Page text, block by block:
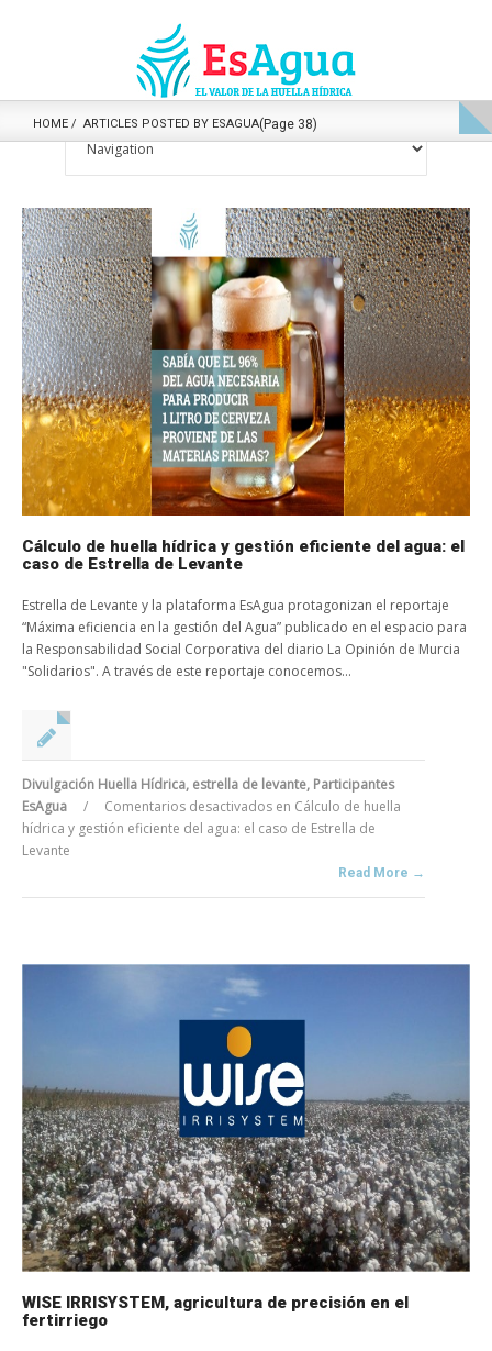
HOME ARTICLES POSTED BY ESAGUA(Page 38)
Cálculo de huella hídrica y gestión eficiente del agua: el
caso de Estrella de Levante
Estrella de Levante y la plataforma EsAgua protagonizan el reportaje
“Máxima eficiencia en la gestión del Agua” publicado en el espacio para
la Responsabilidad Social Corporativa del diario La Opinión de Murcia
"Solidarios". A través de este reportaje conocemos...
Divulgación Huella Hídrica, estrella de levante, Participantes
EsAgua
/ Comentarios desactivados en Cálculo de huella
hídrica y gestión eficiente del agua: el caso de Estrella de
Levante
Read More →
WISE IRRISYSTEM, agricultura de precisión en el
fertirriego